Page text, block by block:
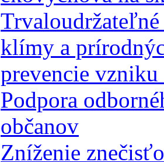
klímy a
prevencie vzniku
Podpora
občanov
Zníženie